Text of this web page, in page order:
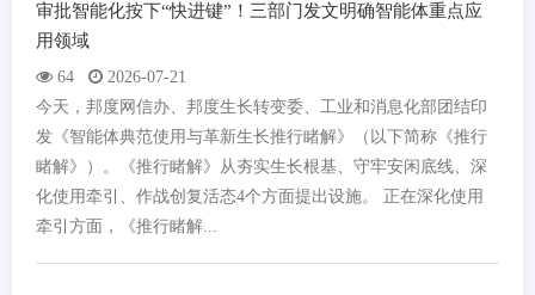
64 2026-07-21
审批智能化按下“快进键”！三部门发文明确智能体重点应
用领域
今天，邦度网信办、邦度生长转变委、工业和消息化部团结印
发《智能体典范使用与革新生长推行睹解》（以下简称《推行
睹解》）。《推行睹解》从夯实生长根基、守牢安闲底线、深
化使用牵引、作战创复活态4个方面提出设施。 正在深化使用
牵引方面，《推行睹解...